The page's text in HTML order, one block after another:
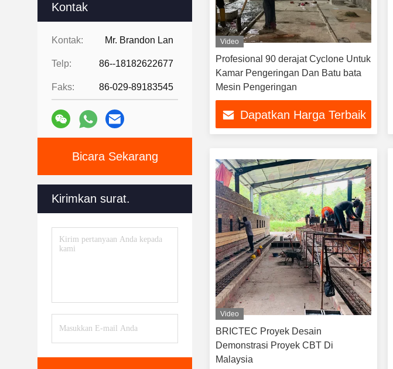
Jubin Dekoratif
Brick Proyek Desain Pameran
Kontak
Kontak: Mr. Brandon Lan
Telp: 86--18182622677
Faks: 86-029-89183545
Bicara Sekarang
Kirimkan surat.
Video
Profesional 90 derajat Cyclone Untuk
Kamar Pengeringan Dan Batu bata
Mesin Pengeringan
Dapatkan Harga Terbaik
Video
BRICTEC Proyek Desain
Demonstrasi Proyek CBT Di
Malaysia